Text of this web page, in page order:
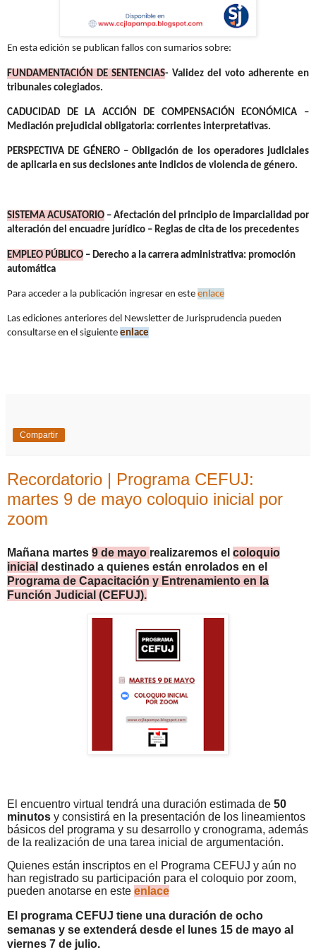
En esta edición se publican fallos con sumarios sobre:
FUNDAMENTACIÓN DE SENTENCIAS- Validez del voto adherente en
tribunales colegiados.
CADUCIDAD DE LA ACCIÓN DE COMPENSACIÓN ECONÓMICA –
Mediación prejudicial obligatoria: corrientes interpretativas.
PERSPECTIVA DE GÉNERO– Obligación de los operadores judiciales
de aplicarla en sus decisiones ante indicios de violencia de género.
SISTEMA ACUSATORIO – Afectación del principio de imparcialidad por
alteración del encuadre jurídico – Reglas de cita de los precedentes
EMPLEO PÚBLICO – Derecho a la carrera administrativa: promoción
automática
Para acceder a la publicación ingresar en esteenlace
Las ediciones anteriores del Newsletter de Jurisprudencia pueden
consultarse en el siguienteenlace
Compartir
Recordatorio | Programa CEFUJ:
martes 9 de mayo coloquio inicial por
zoom
Mañana martes 9 de mayo realizaremos el coloquio
inicial destinado a quienes están enrolados en el
Programa de Capacitación y Entrenamiento en la
Función Judicial (CEFUJ).
El encuentro virtual tendrá una duración estimada de 50
minutos y consistirá en la presentación de los lineamientos
básicos del programa y su desarrollo y cronograma, además
de la realización de una tarea inicial de argumentación.
Quienes están inscriptos en el Programa CEFUJ y aún no
han registrado su participación para el coloquio por zoom,
pueden anotarse en este enlace
El programa CEFUJ tiene una duración de ocho
semanas y se extenderá desde el lunes 15 de mayo al
viernes 7 de julio.